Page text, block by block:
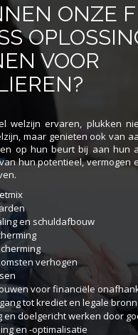
ONZE
VOOR
welzijn ervaren, plukken
maar genieten ook van
op hun beurt bij aan hun
hun potentieel, vermogen
en schuldafbouw
verhogen
voor financiële
tot krediet en legale
en doelgericht werken door
en -optimalisatie